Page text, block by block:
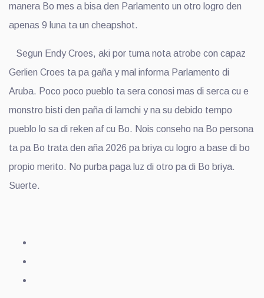
manera Bo mes a bisa den Parlamento un otro logro den
apenas 9 luna ta un cheapshot.
Segun Endy Croes, aki por tuma nota atrobe con capaz
Gerlien Croes ta pa gaña y mal informa Parlamento di
Aruba. Poco poco pueblo ta sera conosi mas di serca cu e
monstro bisti den paña di lamchi y na su debido tempo
pueblo lo sa di reken af cu Bo. Nois conseho na Bo persona
ta pa Bo trata den aña 2026 pa briya cu logro a base di bo
propio merito. No purba paga luz di otro pa di Bo briya.
Suerte.